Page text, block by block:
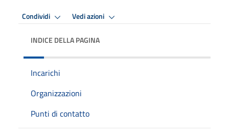
Condividi Vedi azioni
INDICE DELLA PAGINA
Incarichi
Organizzazioni
Punti di contatto